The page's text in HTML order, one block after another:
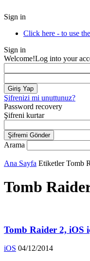
Sign in
Click here - to use
Sign in
Welcome!Log into your
Şifrenizi mi unuttunuz?
Password recovery
Şifreni kurtar
Arama
Ana Sayfa Etiketler Tomb
Tomb
Tomb Raider 2, iOS
iOS 04/12/2014